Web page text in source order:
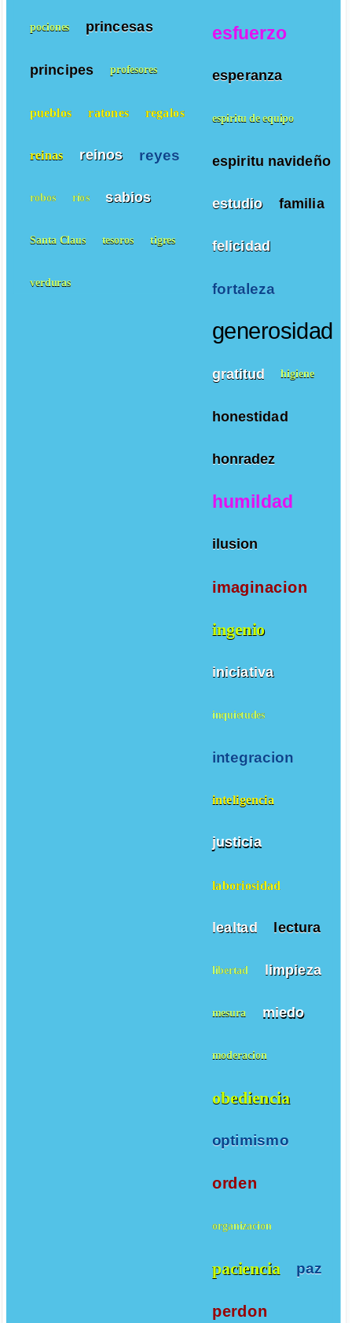
esfuerzo
esperanza
espiritu de equipo
espiritu navideño
estudio familia
felicidad
fortaleza
generosidad
gratitud higiene
honestidad
honradez
humildad
ilusion
imaginacion
ingenio
iniciativa
inquietudes
integracion
inteligencia
justicia
laboriosidad
lealtad lectura
libertad limpieza
mesura miedo
moderacion
obediencia
optimismo
orden
organizacion
paciencia paz
perdon
pociones princesas
principes profesores
pueblos ratones regalos
reinas reinos reyes
robos ríos sabios
Santa Claus tesoros tigres
verduras